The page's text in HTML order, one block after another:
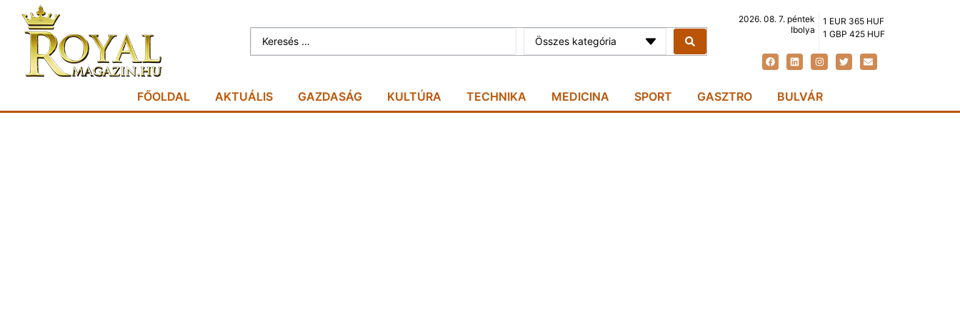
Összes kategória
2026. 08. 7. péntek
Ibolya
1 EUR 365 HUF
1 GBP 425 HUF
FŐOLDAL AKTUÁLIS GAZDASÁG KULTÚRA TECHNIKA MEDICINA SPORT GASZTRO BULVÁR